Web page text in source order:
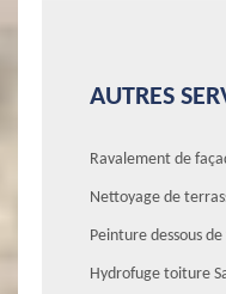
AUTRES
Ravalement de
Nettoyage de
Peinture dessous
Hydrofuge toiture